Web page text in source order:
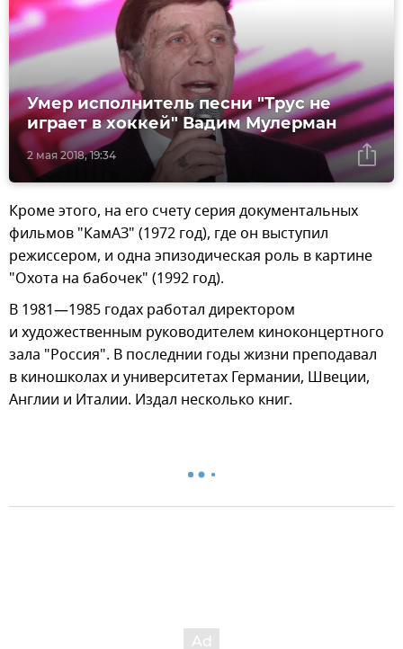
2 мая 2018, 19:34
Умер исполнитель песни "Трус не
играет в хоккей" Вадим Мулерман
Кроме этого, на его счету серия документальных
фильмов "КамАЗ" (1972 год), где он выступил
режиссером, и одна эпизодическая роль в картине
"Охота на бабочек" (1992 год).
В 1981—1985 годах работал директором
и художественным руководителем киноконцертного
зала "Россия". В последнии годы жизни преподавал
в киношколах и университетах Германии, Швеции,
Англии и Италии. Издал несколько книг.